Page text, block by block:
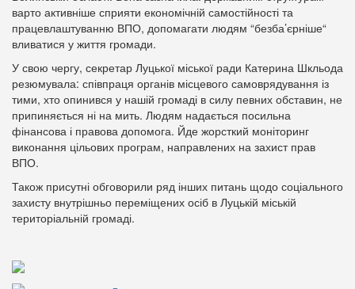
варто активніше сприяти економічній самостійності та
працевлаштуванню ВПО, допомагати людям “безба’єрніше“
вливатися у життя громади.
У свою чергу, секретар Луцької міської ради Катерина Шкльода
резюмувала: співпраця органів місцевого самоврядування із
тими, хто опинився у нашій громаді в силу певних обставин, не
припиняється ні на мить. Людям надається посильна
фінансова і правова допомога. Йде жорсткий моніторинг
виконання цільових програм, направлених на захист прав
ВПО.
Також присутні обговорили ряд інших питань щодо соціального
захисту внутрішньо переміщених осіб в Луцькій міській
територіальній громаді.